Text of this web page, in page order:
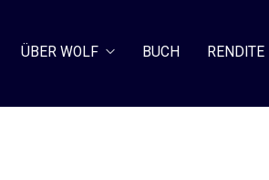
ÜBER WOLF BUCH RENDITE